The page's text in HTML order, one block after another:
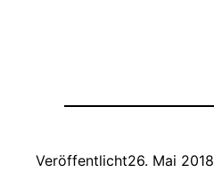
Veröffentlicht26. Mai 2018